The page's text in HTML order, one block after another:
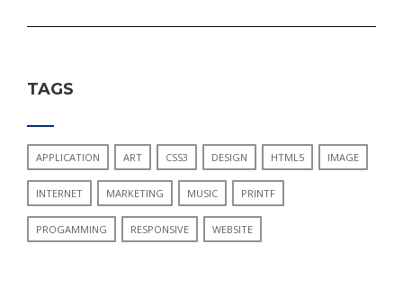
TAGS
APPLICATION ART CSS3 DESIGN HTML5 IMAGE
INTERNET MARKETING MUSIC PRINTF
PROGAMMING RESPONSIVE WEBSITE